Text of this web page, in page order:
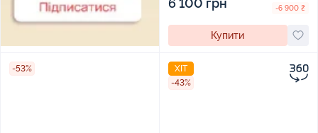
6 100 грн -6 900 ₴
Купити
-53%
ХІТ
-43%